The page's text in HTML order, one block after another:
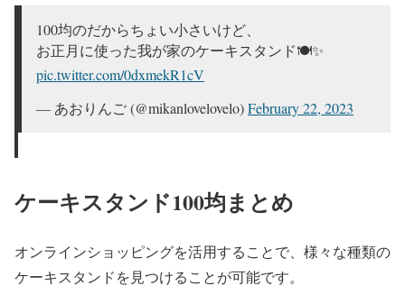
pic.twitter.com/S2piREPdAY
— ‎ふぇえ🥖 (@Chieeeeeeya)
February 24, 2023
100均のだからちょい小さいけど、
お正月に使った我が家のケーキスタンド🍽️✨
pic.twitter.com/0dxmekR1cV
— あおりんご (@mikanlovelovelo)February 22, 2023
ケーキスタンド100均まとめ
オンラインショッピングを活用することで、様々な種類の
ケーキスタンドを見つけることが可能です。